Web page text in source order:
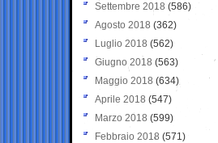
Settembre 2018 (586)
Agosto 2018 (362)
Luglio 2018 (562)
Giugno 2018 (563)
Maggio 2018 (634)
Aprile 2018 (547)
Marzo 2018 (599)
Febbraio 2018 (571)